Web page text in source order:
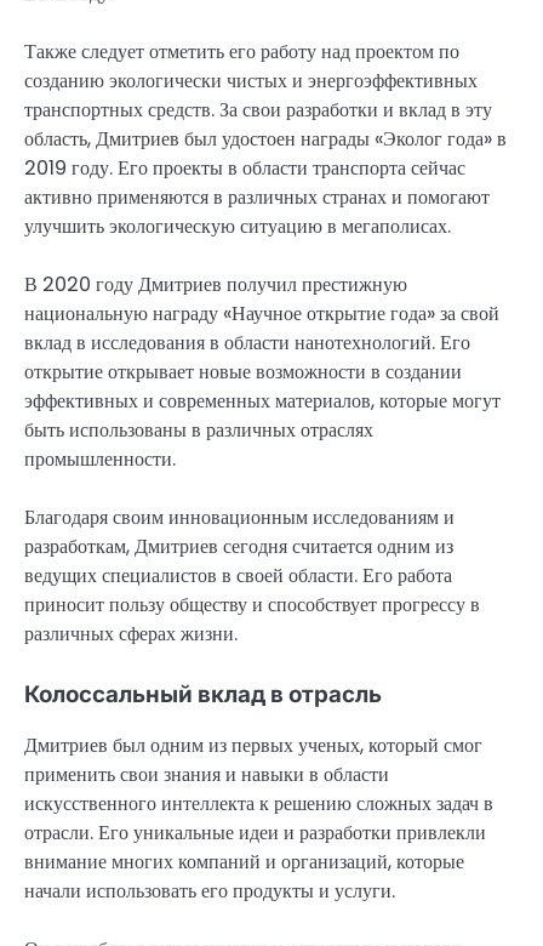
Также следует отметить его работу над проектом по
созданию экологически чистых и энергоэффективных
транспортных средств. За свои разработки и вклад в эту
область, Дмитриев был удостоен награды «Эколог года» в
2019 году. Его проекты в области транспорта сейчас
активно применяются в различных странах и помогают
улучшить экологическую ситуацию в мегаполисах.
В 2020 году Дмитриев получил престижную
национальную награду «Научное открытие года» за свой
вклад в исследования в области нанотехнологий. Его
открытие открывает новые возможности в создании
эффективных и современных материалов, которые могут
быть использованы в различных отраслях
промышленности.
Благодаря своим инновационным исследованиям и
разработкам, Дмитриев сегодня считается одним из
ведущих специалистов в своей области. Его работа
приносит пользу обществу и способствует прогрессу в
различных сферах жизни.
Колоссальный вклад в отрасль
Дмитриев был одним из первых ученых, который смог
применить свои знания и навыки в области
искусственного интеллекта к решению сложных задач в
отрасли. Его уникальные идеи и разработки привлекли
внимание многих компаний и организаций, которые
начали использовать его продукты и услуги.